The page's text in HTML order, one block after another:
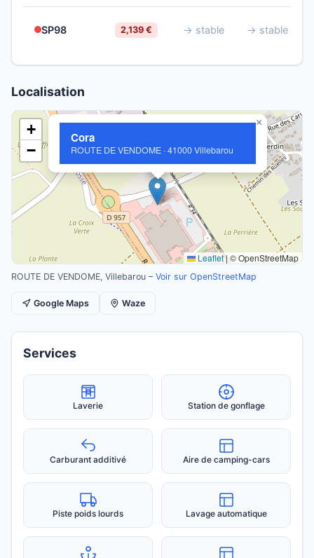
SP98 2,139 € → stable → stable
Localisation
Cora
ROUTE DE VENDOME · 41000 Villebarou
×
+
−
Leaflet| © OpenStreetMap
ROUTE DE VENDOME, Villebarou – Voir sur OpenStreetMap
Google Maps Waze
Services
Laverie Station de gonflage
Carburant additivé Aire de camping-cars
Piste poids lourds Lavage automatique